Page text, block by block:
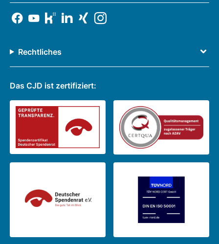
Rechtliches
Das CJD ist zertifiziert: